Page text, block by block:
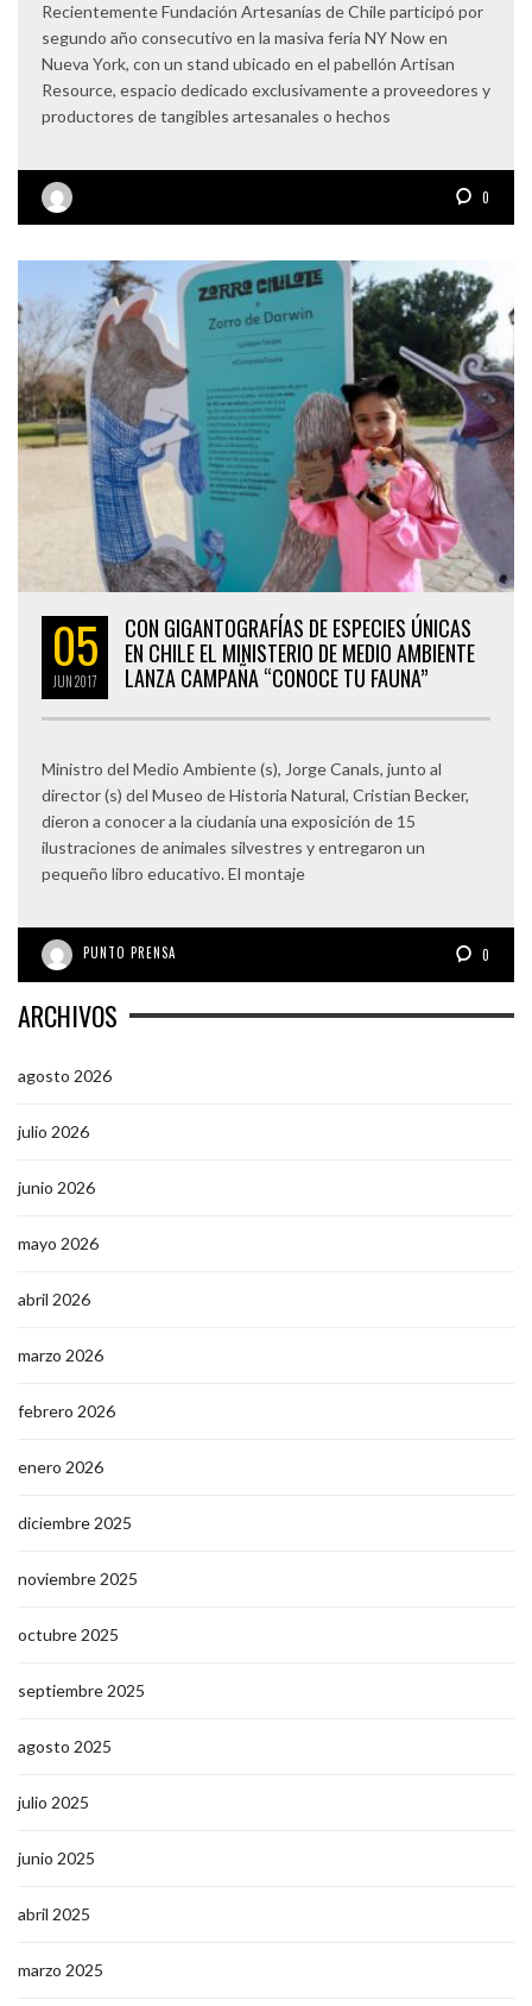
Recientemente Fundación Artesanías de Chile participó por
segundo año consecutivo en la masiva feria NY Now en
Nueva York, con un stand ubicado en el pabellón Artisan
Resource, espacio dedicado exclusivamente a proveedores y
productores de tangibles artesanales o hechos
0
05
JUN2017
CON GIGANTOGRAFÍAS DE ESPECIES ÚNICAS
EN CHILE EL MINISTERIO DE MEDIO AMBIENTE
LANZA CAMPAÑA “CONOCE TU FAUNA”
Ministro del Medio Ambiente (s), Jorge Canals, junto al
director (s) del Museo de Historia Natural, Cristian Becker,
dieron a conocer a la ciudanía una exposición de 15
ilustraciones de animales silvestres y entregaron un
pequeño libro educativo. El montaje
PUNTO PRENSA 0
ARCHIVOS
agosto 2026
julio 2026
junio 2026
mayo 2026
abril 2026
marzo 2026
febrero 2026
enero 2026
diciembre 2025
noviembre 2025
octubre 2025
septiembre 2025
agosto 2025
julio 2025
junio 2025
abril 2025
marzo 2025